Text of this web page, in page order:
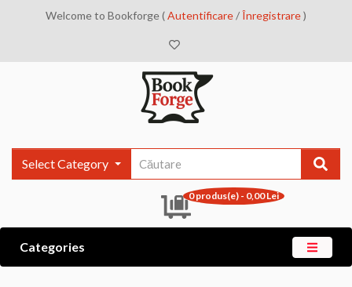
Welcome to Bookforge (Autentificare/Înregistrare)
Select Category
0 produs(e) - 0,00 Lei
Categories